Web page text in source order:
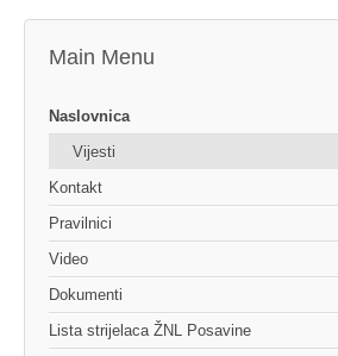
Main Menu
Naslovnica
Vijesti
Kontakt
Pravilnici
Video
Dokumenti
Lista strijelaca ŽNL Posavine